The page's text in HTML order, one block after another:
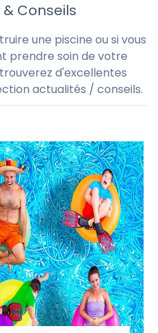
Conseils
une piscine ou si vous
prendre soin de votre
d'excellentes
actualités / conseils.